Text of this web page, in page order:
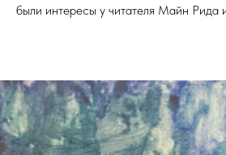
были интересы у читателя Майн Рида